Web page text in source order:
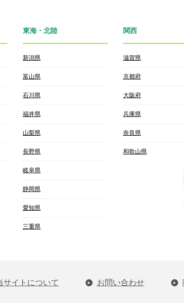
東海・北陸
新潟県
富山県
石川県
福井県
山梨県
長野県
岐阜県
静岡県
愛知県
三重県
関西
滋賀県
京都府
大阪府
兵庫県
奈良県
和歌山県
サイトについて お問い合わせ